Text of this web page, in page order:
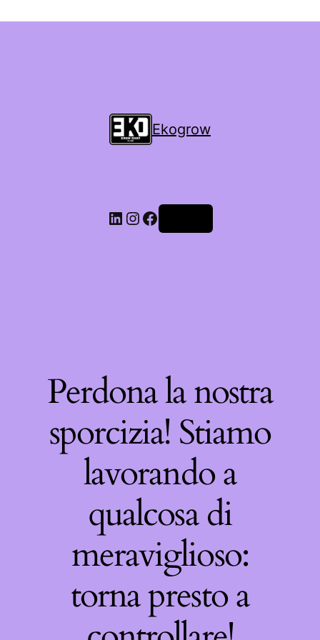
Ekogrow
Perdona la nostra
sporcizia! Stiamo
lavorando a
qualcosa di
meraviglioso:
torna presto a